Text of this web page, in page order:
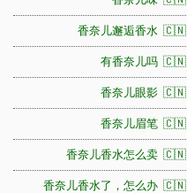
香奈儿邂逅香水 🇨🇳
有香奈儿吗 🇨🇳
香奈儿眼影 🇨🇳
香奈儿眉笔 🇨🇳
香奈儿香水怎么卖 🇨🇳
香奈儿香水了，怎么办 🇨🇳